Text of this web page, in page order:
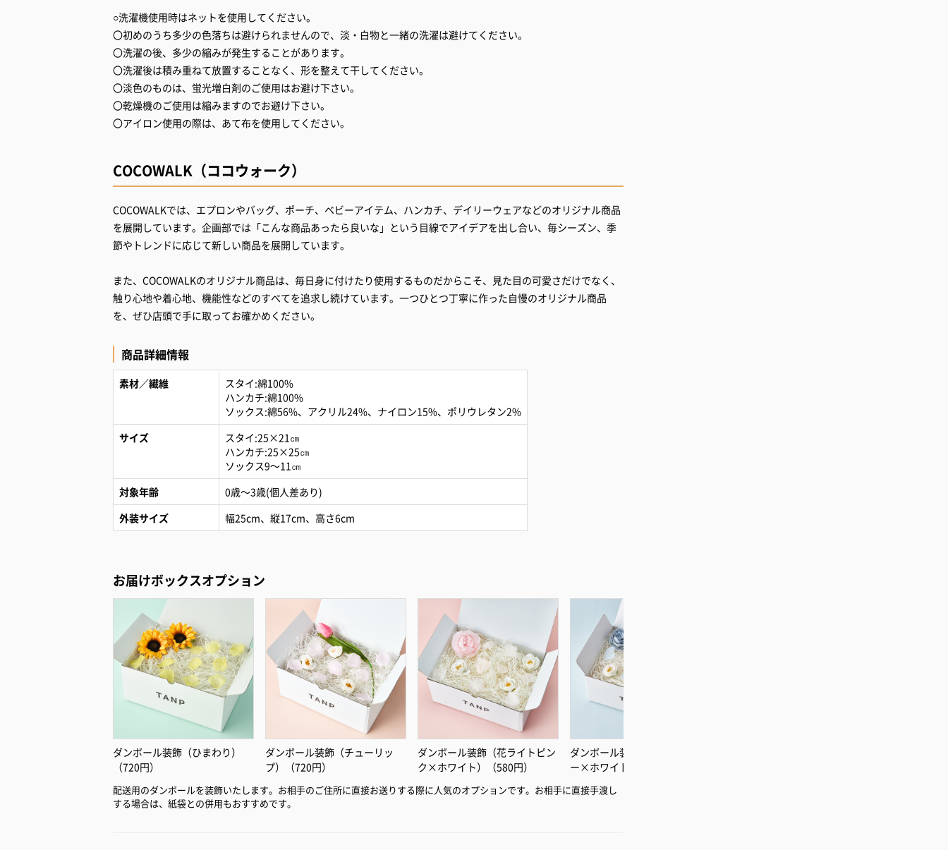
○洗濯機使用時はネットを使用してください。
〇初めのうち多少の色落ちは避けられませんので、淡・白物と一緒の洗濯は避けてください。
〇洗濯の後、多少の縮みが発生することがあります。
〇洗濯後は積み重ねて放置することなく、形を整えて干してください。
〇淡色のものは、蛍光増白剤のご使用はお避け下さい。
〇乾燥機のご使用は縮みますのでお避け下さい。
〇アイロン使用の際は、あて布を使用してください。
COCOWALK（ココウォーク）
COCOWALKでは、エプロンやバッグ、ポーチ、ベビーアイテム、ハンカチ、デイリーウェアなどのオリジナル商品
を展開しています。企画部では「こんな商品あったら良いな」という目線でアイデアを出し合い、毎シーズン、季
節やトレンドに応じて新しい商品を展開しています。
また、COCOWALKのオリジナル商品は、毎日身に付けたり使用するものだからこそ、見た目の可愛さだけでなく、
触り心地や着心地、機能性などのすべてを追求し続けています。一つひとつ丁寧に作った自慢のオリジナル商品
を、ぜひ店頭で手に取ってお確かめください。
商品詳細情報
素材／繊維
スタイ:綿100%
ハンカチ:綿100%
ソックス:綿56%、アクリル24%、ナイロン15%、ポリウレタン2%
サイズ
スタイ:25×21㎝
ハンカチ:25×25㎝
ソックス9～11㎝
対象年齢
0歳～3歳(個人差あり)
外装サイズ
幅25cm、縦17cm、高さ6cm
お届けボックスオプション
ダンボール装飾（ひまわり）
（720円）
ダンボール装飾（チューリッ
プ）（720円）
ダンボール装飾（花ライトピン
ク×ホワイト）（580円）
ダンボール装飾（花ライトブル
ー×ホワイト）（580円）
配送用のダンボールを装飾いたします。お相手のご住所に直接お送りする際に人気のオプションです。お相手に直接手渡し
する場合は、紙袋との併用もおすすめです。